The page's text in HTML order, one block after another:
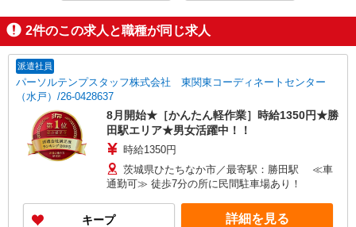
2件のこの求人と職種が同じ求人
派遣社員
パーソルテンプスタッフ株式会社 東関東コーディネートセンター
（水戸）/26-0428637
8月開始★［かんたん軽作業］時給1350円★勝
田駅エリア★男女活躍中！！
時給1350円
茨城県ひたちなか市／最寄駅：勝田駅 ≪車
通勤可≫ 徒歩7分の所に民間駐車場あり！
キープ 詳細を見る